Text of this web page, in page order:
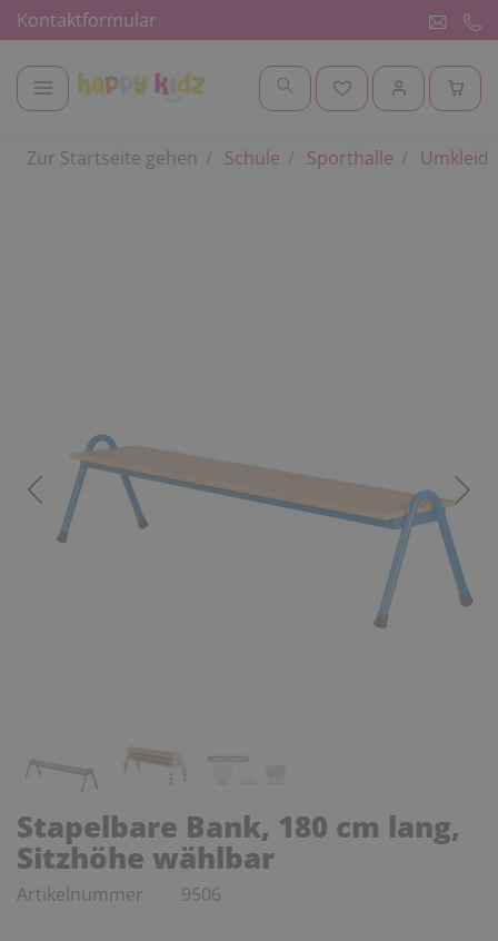
Kontaktformular
Zur Startseite gehen Schule Sporthalle
Stapelbare Bank, 180 cm lang,
Sitzhöhe wählbar
Artikelnummer 9506